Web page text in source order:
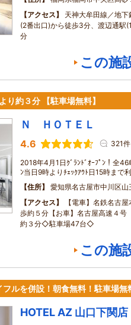
アクセス
天神大牟田線／地
(2番出口)から徒歩3分、渡辺通駅
分
この施
り約３分 【駐車場無料】
Ｎ ＨＯＴＥＬ
4.6 321件
2018年4月1日ｸﾞﾗﾝﾄﾞｵｰﾌﾟﾝ！全
ﾝ当日9時よりﾁｪｯｸｱｳﾄ日15時まで
住所
愛知県名古屋市中川区
アクセス
【電車】名鉄名
歩約５分【お車】名古屋高速４
約３分◇駐車場47台◇
この施
ルを併設！朝食無料！駐車場無
HOTEL AZ 山口下関店